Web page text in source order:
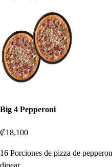
Big 4 Pepperoni
₡18,100
16 Porciones de pizza de
dipear.